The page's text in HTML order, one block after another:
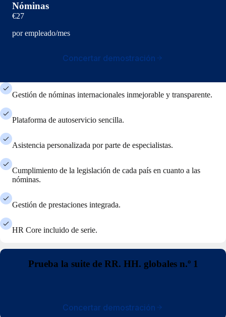
Nóminas
€27
por empleado/mes
Concertar demostración
Gestión de nóminas internacionales inmejorable y transparente.
Plataforma de autoservicio sencilla.
Asistencia personalizada por parte de especialistas.
Cumplimiento de la legislación de cada país en cuanto a las
nóminas.
Gestión de prestaciones integrada.
HR Core incluido de serie.
Prueba la suite de RR. HH. globales n.º 1
Concertar demostración